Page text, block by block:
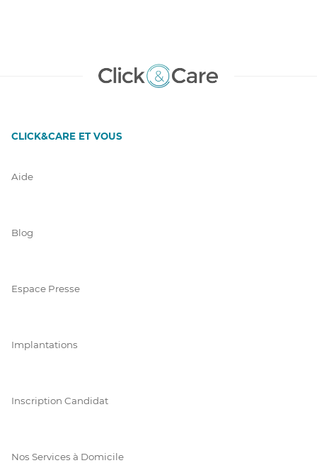
CLICK&CARE ET VOUS
Aide
Blog
Espace Presse
Implantations
Inscription Candidat
Nos Services à Domicile